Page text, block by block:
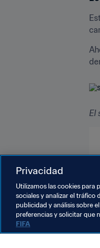
El
Privacidad
Utilizamos las cookies para
sociales y analizar el tráfico
publicidad y análisis sobre
preferencias y solicitar que
FIFA